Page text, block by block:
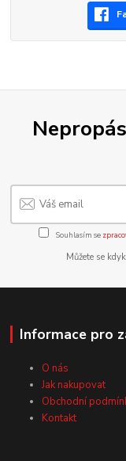
Souhlasím se
Můžete se
Informace pro
O nás
Jak nakupovat
Obchodní
Kontakt